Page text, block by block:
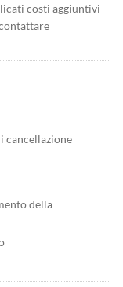
costi aggiuntivi
cancellazione
della